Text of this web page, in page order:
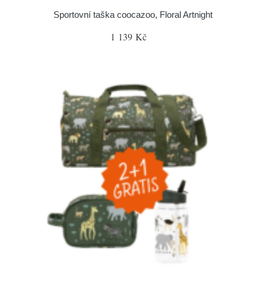
Sportovní taška coocazoo, Floral Artnight
1 139 Kč